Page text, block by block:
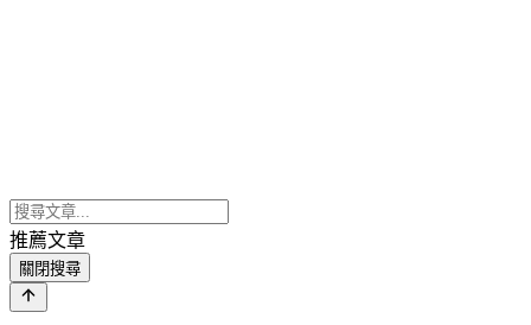
推薦文章
關閉搜尋